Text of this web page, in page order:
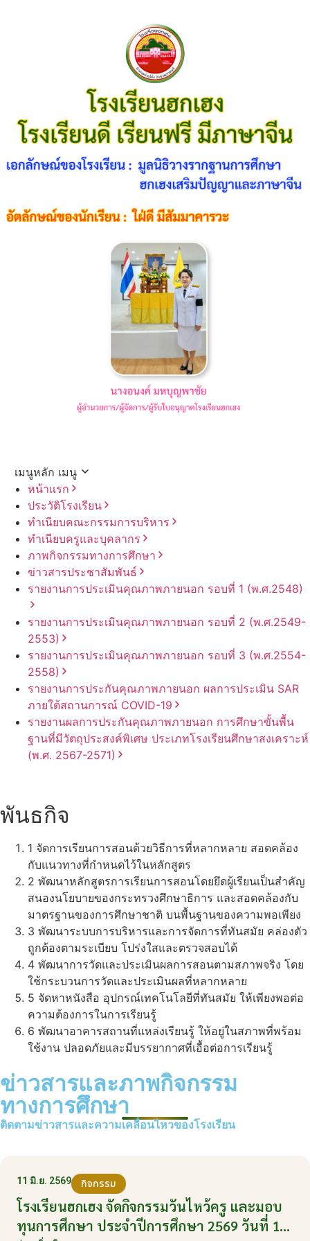
เมนูหลัก เมนู
หน้าแรก
ประวัติโรงเรียน
ทำเนียบคณะกรรมการบริหาร
ทำเนียบครูและบุคลากร
ภาพกิจกรรมทางการศึกษา
ข่าวสารประชาสัมพันธ์
รายงานการประเมินคุณภาพภายนอก รอบ⁠ที่ 1 (พ.ศ.2548)
รายงานการประเมินคุณภาพภายนอก รอบ⁠ที่ 2 (พ.ศ.2549-
2553)
รายงานการประเมินคุณภาพภายนอก รอบ⁠ที่ 3 (พ.ศ.2554-
2558)
รายงานการประกันคุณภาพภายนอก ผลการประเมิน SAR
ภายใต้สถานการณ์ COVID-19
รายงานผลการประกันคุณภาพภายนอก การศึกษาขั้นพื้น
ฐานที่มีวัตถุประสงค์พิเศษ ประเภทโรงเรียนศึกษาสงเคราะห์
(พ.ศ. 2567-2571)
พันธกิจ
1 จัดการเรียนการสอนด้วยวิธีการที่หลากหลาย สอดคล้อง
กับแนวทางที่กำหนดไว้ในหลักสูตร
2 พัฒนาหลักสูตรการเรียนการสอนโดยยึดผู้เรียนเป็นสำคัญ
สนองนโยบายของกระทรวงศึกษาธิการ และสอดคล้องกับ
มาตรฐานของการศึกษาชาติ บนพื้นฐานของความพอเพียง
3 พัฒนาระบบการบริหารและการจัดการที่ทันสมัย คล่องตัว
ถูกต้องตามระเบียบ โปร่งใสและตรวจสอบได้
4 พัฒนาการวัดและประเมินผลการสอนตามสภาพจริง โดย
ใช้กระบวนการวัดและประเมินผลที่หลากหลาย
5 จัดหาหนังสือ อุปกรณ์เทคโนโลยีที่ทันสมัย ให้เพียงพอต่อ
ความต้องการในการเรียนรู้
6 พัฒนาอาคารสถานที่แหล่งเรียนรู้ ให้อยู่ในสภาพที่พร้อม
ใช้งาน ปลอดภัยและมีบรรยากาศที่เอื้อต่อการเรียนรู้
ข่าวสารและภาพกิจกรรม
ทางการศึกษา
ติดตามข่าวสารและความเคลื่อนไหวของโรงเรียน
11 มิ.ย. 2569 กิจกรรม
โรงเรียนฮกเฮง จัดกิจกรรมวันไหว้ครู และมอบ
ทุนการศึกษา ประจำปีการศึกษา 2569 วันที่ 11